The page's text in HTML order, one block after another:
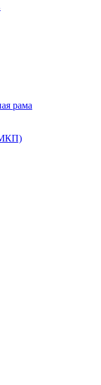
рама